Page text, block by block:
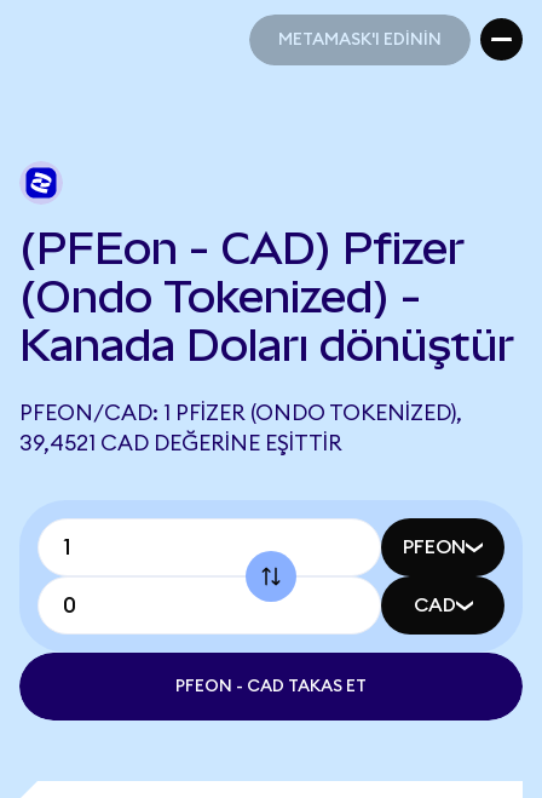
METAMASK'I EDİNİN
(PFEon - CAD) Pfizer
(Ondo Tokenized) -
Kanada Doları dönüştür
PFEON/CAD: 1 PFIZER (ONDO TOKENIZED),
39,4521 CAD DEĞERINE EŞITTIR
PFEON
CAD
PFEON - CAD TAKAS ET